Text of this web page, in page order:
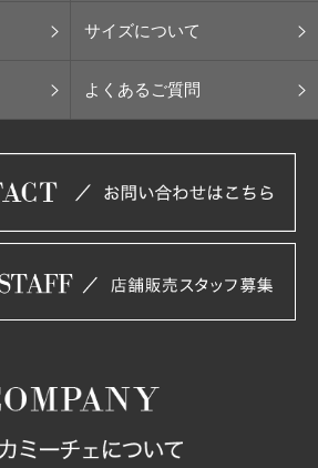
サイズについて
よくあるご質問